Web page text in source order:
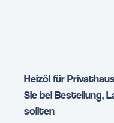
Heizöl für
Sie bei Bestellung,
sollten